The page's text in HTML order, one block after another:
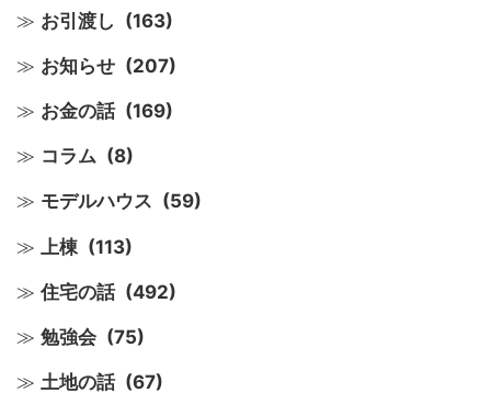
お引渡し (163)
お知らせ (207)
お金の話 (169)
コラム (8)
モデルハウス (59)
上棟 (113)
住宅の話 (492)
勉強会 (75)
土地の話 (67)